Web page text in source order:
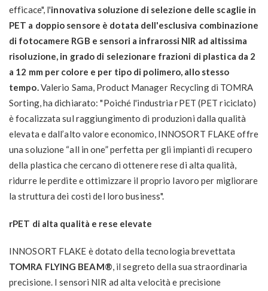
efficace", l'innovativa soluzione di selezione delle scaglie in
PET a doppio sensore è dotata dell'esclusiva combinazione
di fotocamere RGB e sensori a infrarossi NIR ad altissima
risoluzione, in grado di selezionare frazioni di plastica da 2
a 12 mm per colore e per tipo di polimero, allo stesso
tempo.Valerio Sama, Product Manager Recycling di TOMRA
Sorting, ha dichiarato: "Poiché l'industria rPET (PET riciclato)
è focalizzata sul raggiungimento di produzioni dalla qualità
elevata e dall’alto valore economico, INNOSORT FLAKE offre
una soluzione “all in one” perfetta per gli impianti di recupero
della plastica che cercano di ottenere rese di alta qualità,
ridurre le perdite e ottimizzare il proprio lavoro per migliorare
la struttura dei costi del loro business".
rPET di alta qualità e rese elevate
INNOSORT FLAKE è dotato della tecnologia brevettata
TOMRA FLYING BEAM®, il segreto della sua straordinaria
precisione. I sensori NIR ad alta velocità e precisione